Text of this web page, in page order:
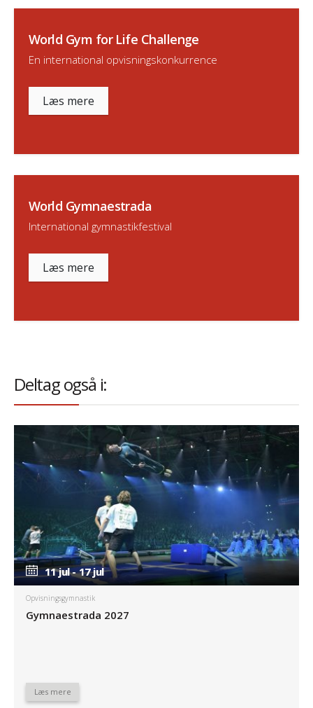
World Gym for Life Challenge
En international opvisningskonkurrence
Læs mere
World Gymnaestrada
International gymnastikfestival
Læs mere
Deltag også i:
11 jul - 17 jul
11 jul - 17 jul
Opvisningsgymnastik
Gymnaestrada 2027
Læs mere